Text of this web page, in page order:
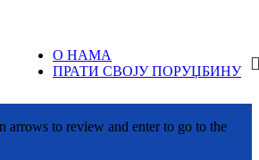
О НАМА
ПРАТИ СВОЈУ ПОРУЏБИНУ
arrows to review and enter to go to the